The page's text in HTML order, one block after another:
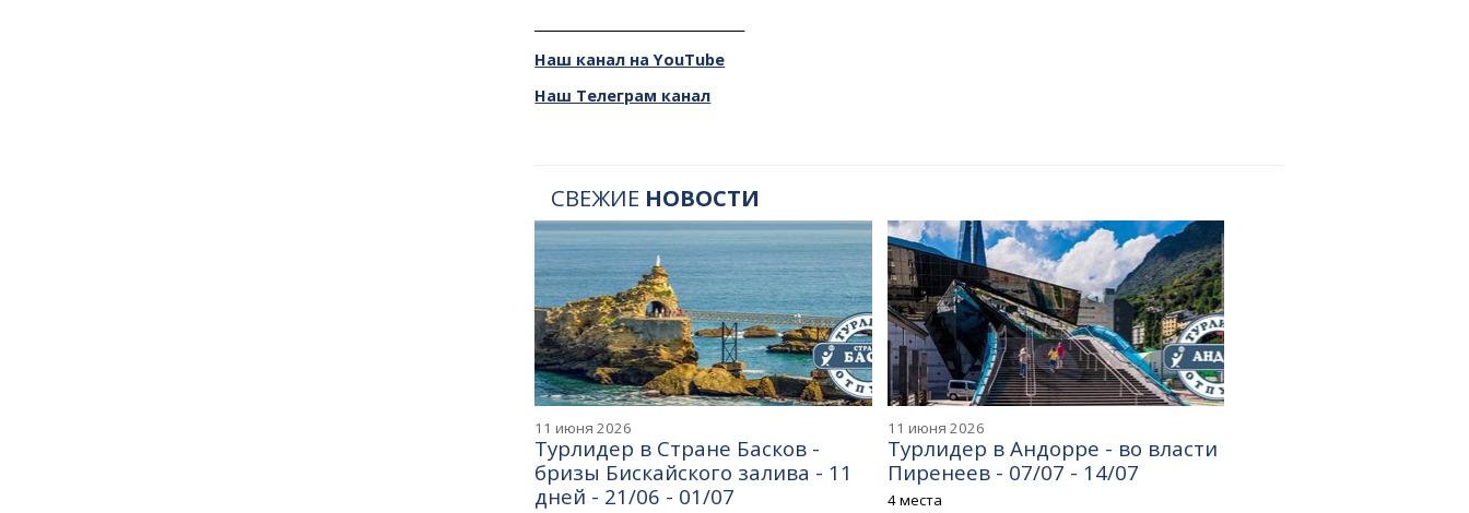
Наш канал на YouTube
Наш Телеграм канал
СВЕЖИЕ НОВОСТИ
11 июня 2026
Турлидер в Стране Басков -
бризы Бискайского залива - 11
дней - 21/06 - 01/07
11 июня 2026
Турлидер в Андорре - во власти
Пиренеев - 07/07 - 14/07
4 места